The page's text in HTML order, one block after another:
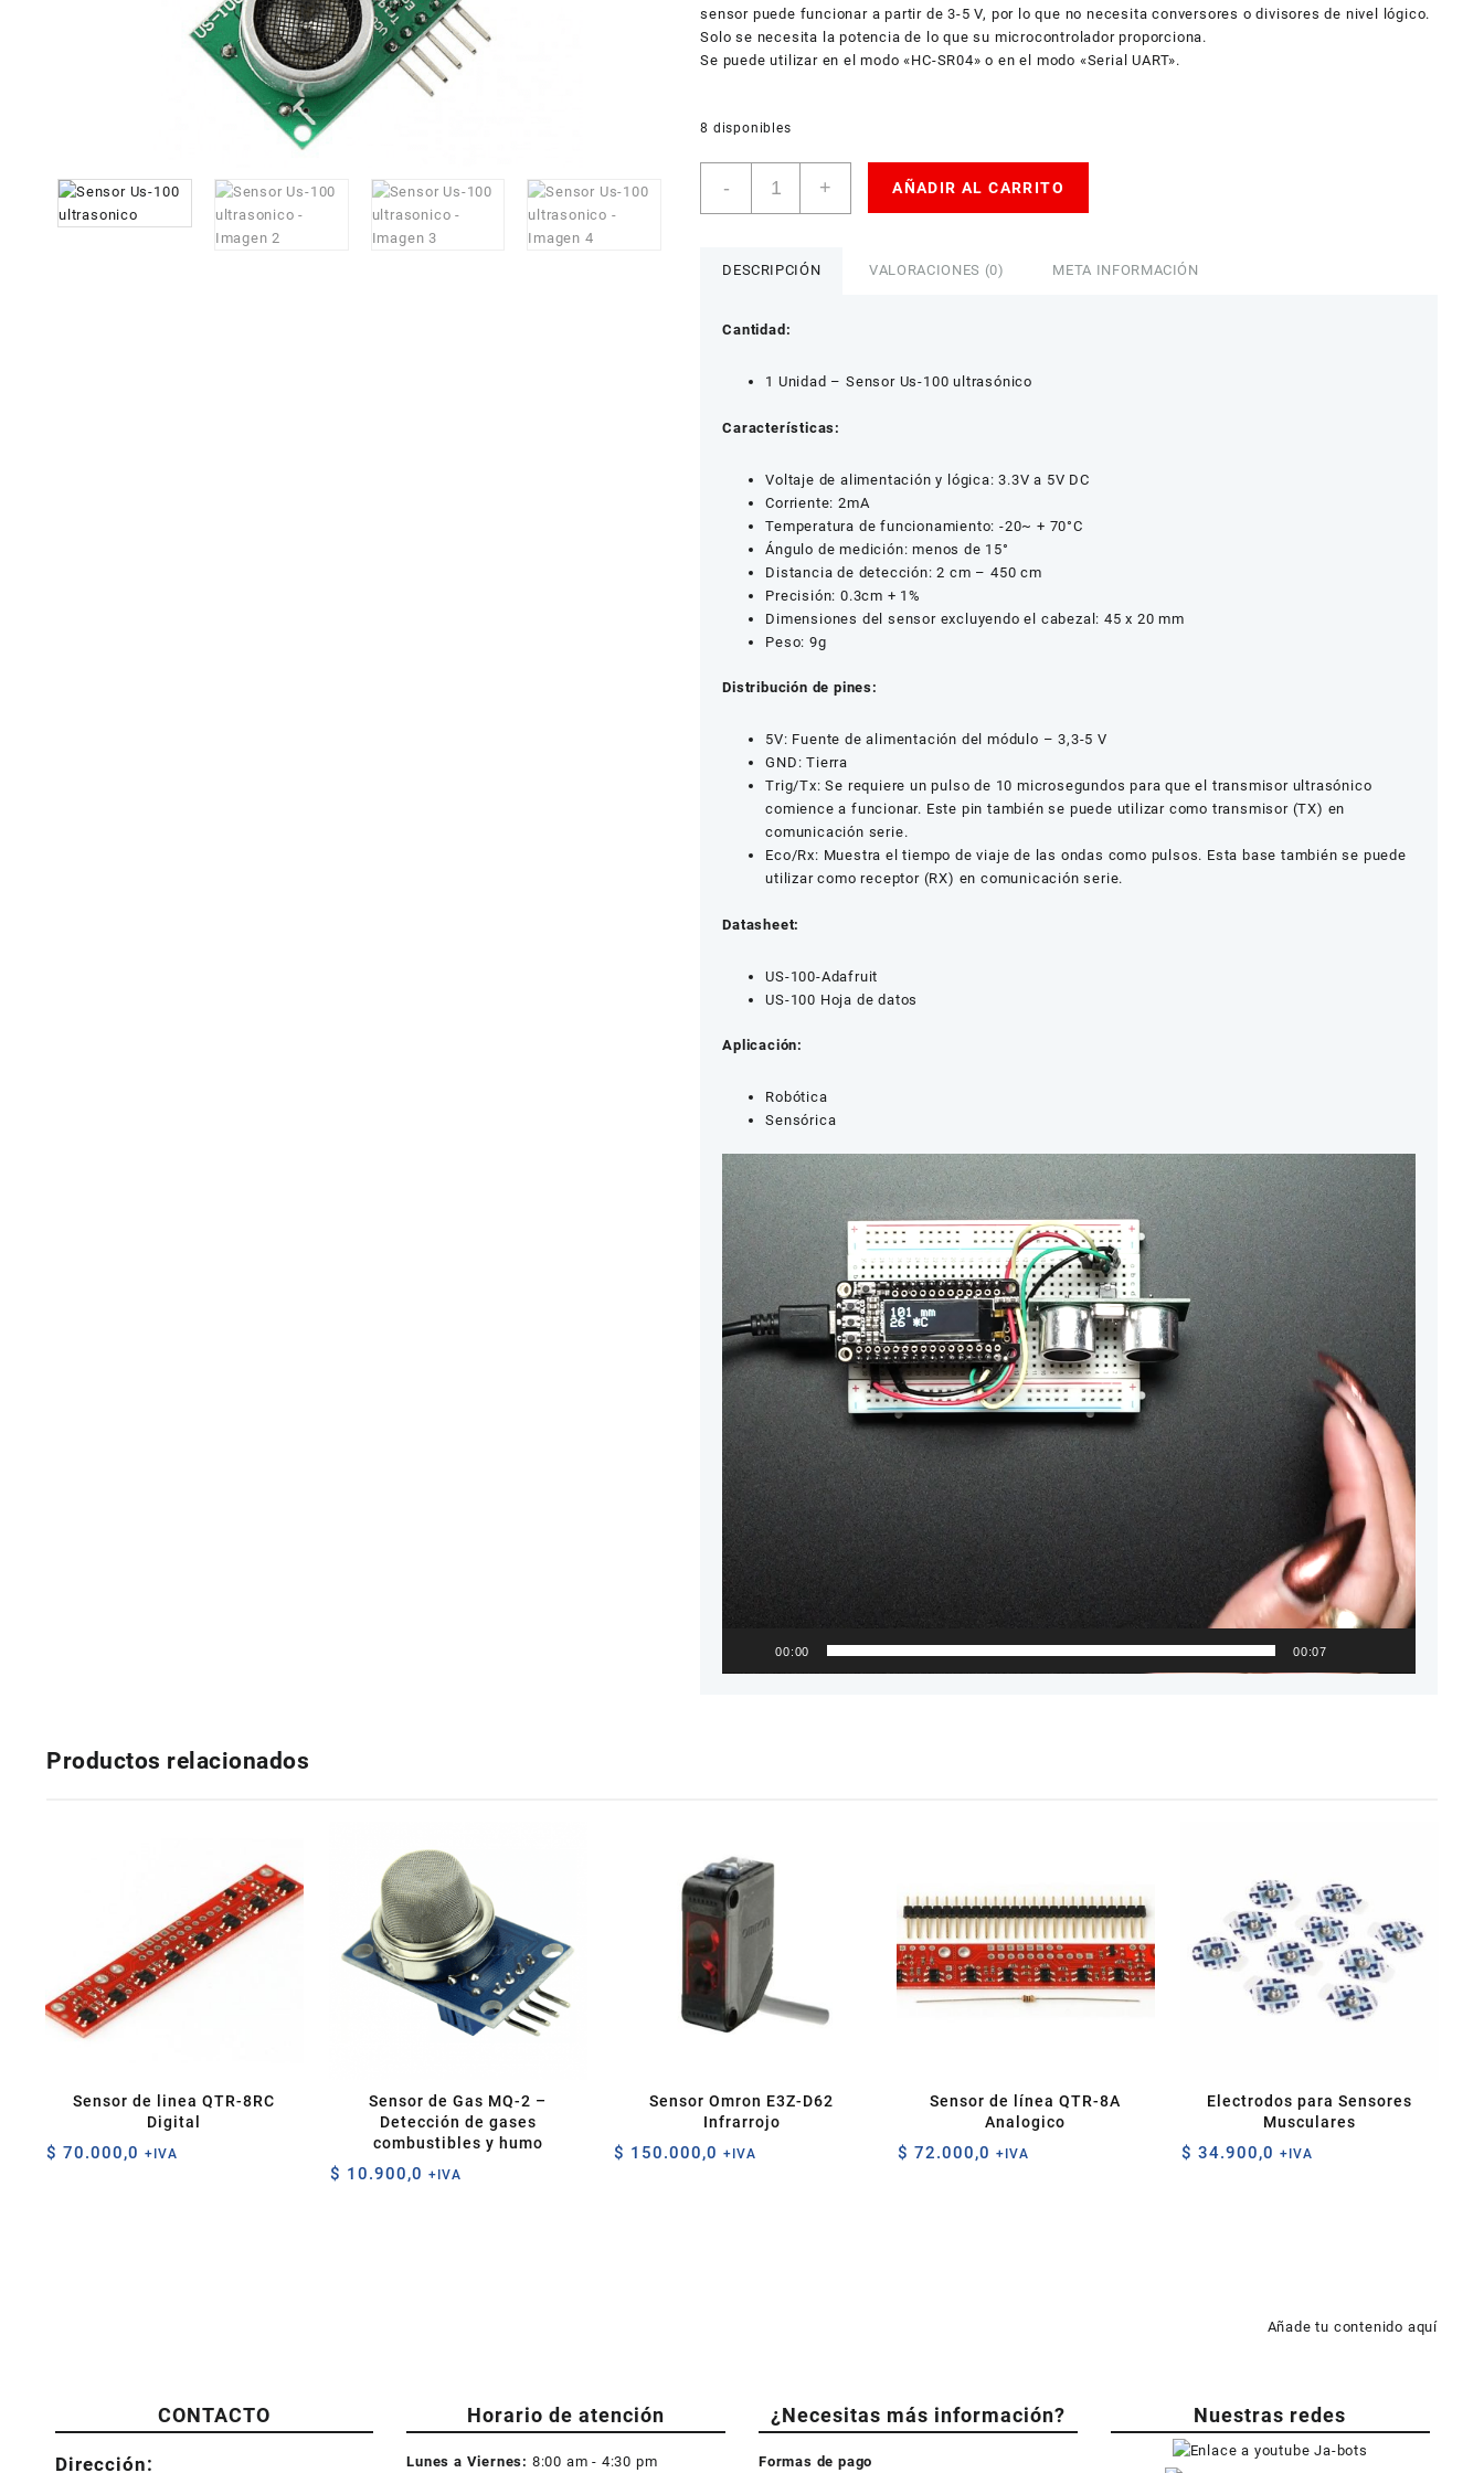
sensor puede funcionar a partir de 3-5 V, por lo que no necesita conversores o divisores de nivel lógico.
Solo se necesita la potencia de lo que su microcontrolador proporciona.
Se puede utilizar en el modo «HC-SR04» o en el modo «Serial UART».
8 disponibles
-
Us-
cantidad
+ AÑADIR AL CARRITO
DESCRIPCIÓN VALORACIONES (0) META INFORMACIÓN
Cantidad:
1 Unidad – Sensor Us-100 ultrasónico
Características:
Voltaje de alimentación y lógica: 3.3V a 5V DC
Corriente: 2mA
Temperatura de funcionamiento: -20~ + 70°C
Ángulo de medición: menos de 15°
Distancia de detección: 2 cm – 450 cm
Precisión: 0.3cm + 1%
Dimensiones del sensor excluyendo el cabezal: 45 x 20 mm
Peso: 9g
Distribución de pines:
5V: Fuente de alimentación del módulo – 3,3-5 V
GND: Tierra
Trig/Tx: Se requiere un pulso de 10 microsegundos para que el transmisor ultrasónico
comience a funcionar. Este pin también se puede utilizar como transmisor (TX) en
comunicación serie.
Eco/Rx: Muestra el tiempo de viaje de las ondas como pulsos. Esta base también se puede
utilizar como receptor (RX) en comunicación serie.
Datasheet:
US-100-Adafruit
US-100 Hoja de datos
Aplicación:
Robótica
Sensórica
Reproductor
de
vídeo
00:00 00:07
Productos relacionados
Sensor de linea QTR-8RC
Digital
$ 70.000,0 +IVA
Sensor de Gas MQ-2 –
Detección de gases
combustibles y humo
$ 10.900,0 +IVA
Sensor Omron E3Z-D62
Infrarrojo
$ 150.000,0 +IVA
Sensor de línea QTR-8A
Analogico
$ 72.000,0 +IVA
Electrodos para Sensores
Musculares
$ 34.900,0 +IVA
Añade tu contenido aquí
CONTACTO
Dirección:
Horario de atención
Lunes a Viernes: 8:00 am - 4:30 pm
¿Necesitas más información?
Formas de pago
Nuestras redes